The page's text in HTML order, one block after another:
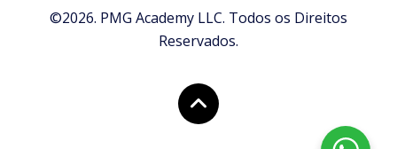
©2026. PMG Academy LLC. Todos os Direitos
Reservados.